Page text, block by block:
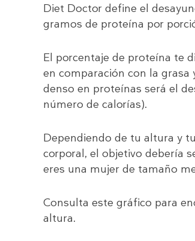
Diet Doctor define el
gramos de proteína por
El porcentaje de proteína te
en comparación con la
denso en proteínas será el
número de calorías).
Dependiendo de tu altura y
corporal, el objetivo debería
eres una mujer de tamaño
Consulta este gráfico para
altura.